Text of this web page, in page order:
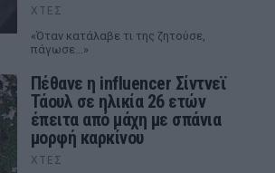
ΧΤΕΣ
«Όταν κατάλαβε τι της ζητούσε,
πάγωσε...»
Πέθανε η influencer Σίντνεϊ
Τάουλ σε ηλικία 26 ετών
έπειτα από μάχη με σπάνια
μορφή καρκίνου
ΧΤΕΣ